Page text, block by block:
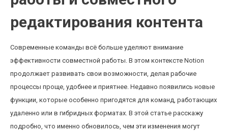
редактирования контента
Современные команды всё больше уделяют внимание
эффективности совместной работы. В этом контексте Notion
продолжает развивать свои возможности, делая рабочие
процессы проще, удобнее и приятнее. Недавно появились новые
функции, которые особенно пригодятся для команд, работающих
удаленно или в гибридных форматах. В этой статье расскажу
подробно, что именно обновилось, чем эти изменения могут